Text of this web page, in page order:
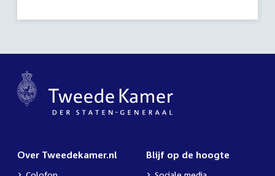
Over Tweedekamer.nl Blijf op de hoogte